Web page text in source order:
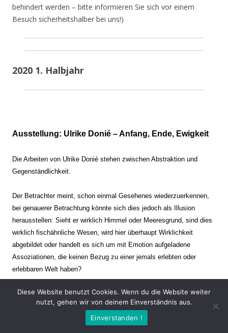
behindert werden – bitte informieren Sie sich vor einem
Besuch sicherheitshalber bei uns!)
2020 1. Halbjahr
Ausstellung: Ulrike Donié – Anfang, Ende, Ewigkeit
Die Arbeiten von Ulrike Donié stehen zwischen Abstraktion und
Gegenständlichkeit.
Der Betrachter meint, schon einmal Gesehenes wiederzuerkennen,
bei genauerer Betrachtung könnte sich dies jedoch als Illusion
herausstellen: Sieht er wirklich Himmel oder Meeresgrund, sind dies
wirklich fischähnliche Wesen, wird hier überhaupt Wirklichkeit
abgebildet oder handelt es sich um mit Emotion aufgeladene
Assoziationen, die keinen Bezug zu einer jemals erlebten oder
erlebbaren Welt haben?
Verharren und Dynamik stehen sich dabei gegenüber. Zeit steht still
oder verrinnt im Nu. Es soll dabei eine Spannung, auch farblich, bis
zur Schmerzgrenze erzeugt werden. Die Arbeiten stellen ambivalente
Diese Website benutzt Cookies. Wenn du die Website weiter
nutzt, gehen wir von deinem Einverständnis aus.
Einverstanden !